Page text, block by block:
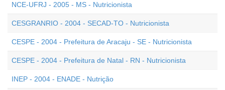
NCE-UFRJ - 2005 - MS - Nutricionista
CESGRANRIO - 2004 - SECAD-TO - Nutricionista
CESPE - 2004 - Prefeitura de Aracaju - SE - Nutricionista
CESPE - 2004 - Prefeitura de Natal - RN - Nutricionista
INEP - 2004 - ENADE - Nutrição